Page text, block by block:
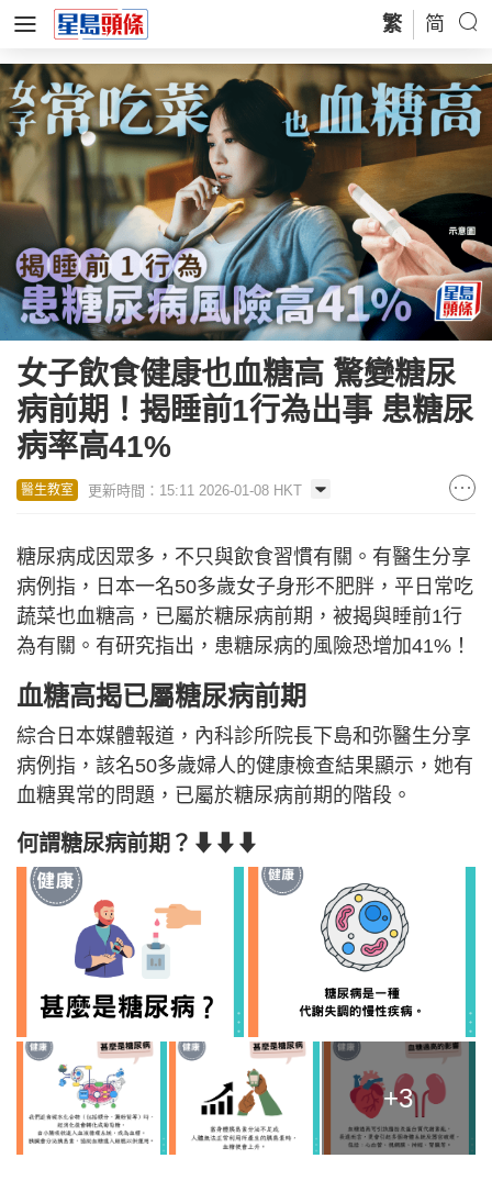
繁 简
女子飲食健康也血糖高 驚變糖尿
病前期！揭睡前1行為出事 患糖尿
病率高41%
醫生教室 更新時間：15:11 2026-01-08 HKT
糖尿病成因眾多，不只與飲食習慣有關。有醫生分享
病例指，日本一名50多歲女子身形不肥胖，平日常吃
蔬菜也血糖高，已屬於糖尿病前期，被揭與睡前1行
為有關。有研究指出，患糖尿病的風險恐增加41%！
血糖高揭已屬糖尿病前期
綜合日本媒體報道，內科診所院長下島和弥醫生分享
病例指，該名50多歲婦人的健康檢查結果顯示，她有
血糖異常的問題，已屬於糖尿病前期的階段。
何謂糖尿病前期？⬇⬇⬇
+3